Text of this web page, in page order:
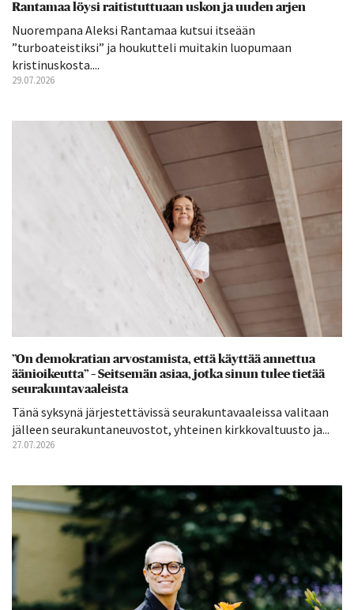
Rantamaa löysi raitistuttuaan uskon ja uuden arjen
Nuorempana Aleksi Rantamaa kutsui itseään
”turboateistiksi” ja houkutteli muitakin luopumaan
kristinuskosta....
29.07.2026
”On demokratian arvostamista, että käyttää annettua
äänioikeutta” – Seitsemän asiaa, jotka sinun tulee tietää
seurakuntavaaleista
Tänä syksynä järjestettävissä seurakuntavaaleissa valitaan
jälleen seurakuntaneuvostot, yhteinen kirkkovaltuusto ja...
27.07.2026